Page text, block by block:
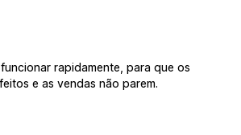
rapidamente, para que os
e as vendas não parem.